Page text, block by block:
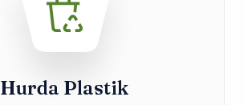
Hurda Plastik